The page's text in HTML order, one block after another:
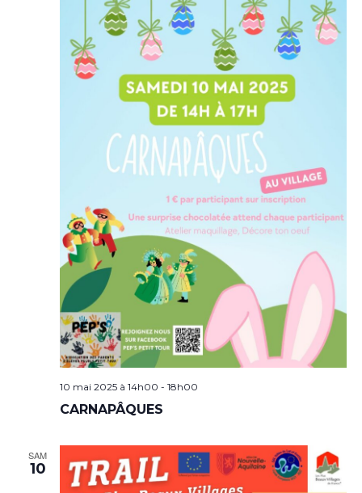
10 mai 2025 à 14h00 - 18h00
CARNAPÂQUES
SAM
10